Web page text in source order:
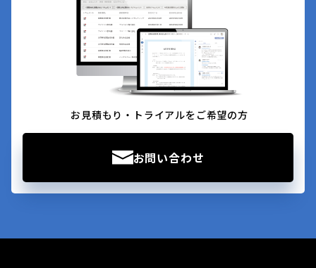
お見積もり・トライアルをご希望の方
お問い合わせ